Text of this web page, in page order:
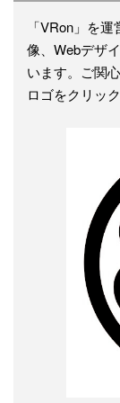
「VRon」を
像、Webデザ
います。ご関
ロゴをクリッ